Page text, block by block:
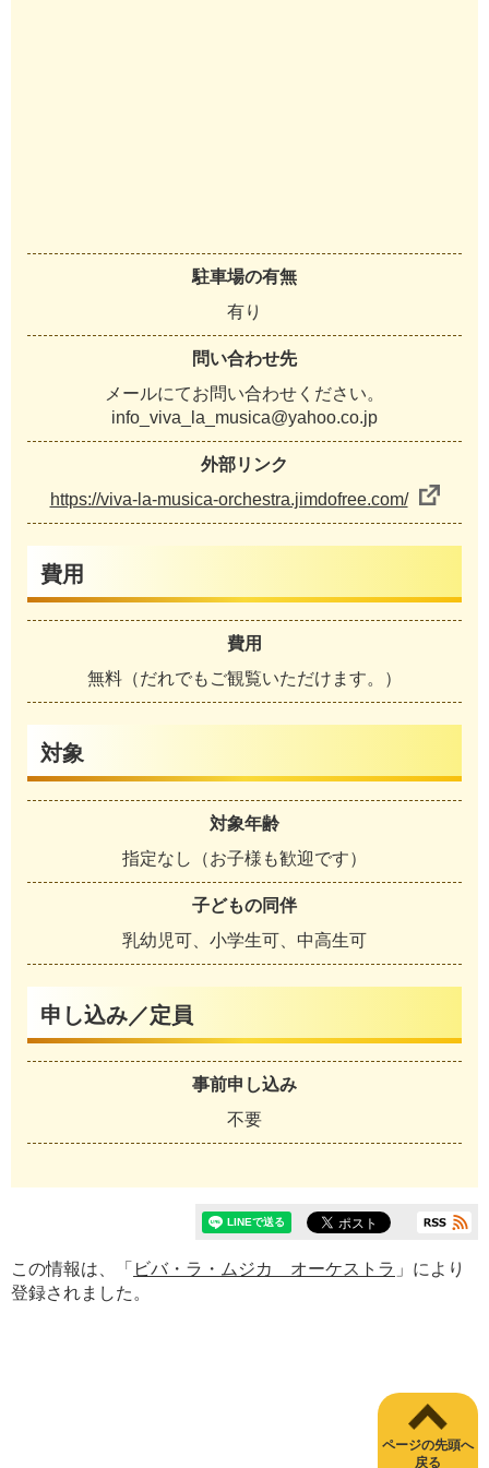
駐車場の有無
有り
問い合わせ先
メールにてお問い合わせください。
info_viva_la_musica@yahoo.co.jp
外部リンク
https://viva-la-musica-orchestra.jimdofree.com/
費用
費用
無料（だれでもご観覧いただけます。）
対象
対象年齢
指定なし（お子様も歓迎です）
子どもの同伴
乳幼児可、小学生可、中高生可
申し込み／定員
事前申し込み
不要
この情報は、「 ビバ・ラ・ムジカ オーケストラ 」により
登録されました。
ページの先頭へ
戻る